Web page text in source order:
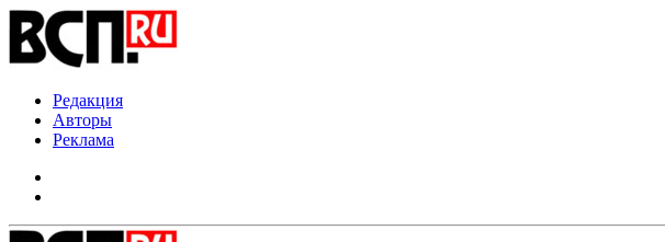
Редакция
Авторы
Реклама